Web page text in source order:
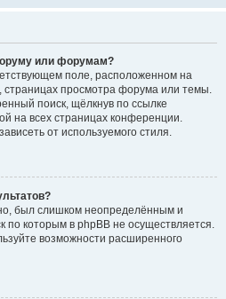
или форумам?
поле, расположенном на
страницах просмотра форума или темы.
поиск, щёлкнув по ссылке
на всех страницах конференции.
от используемого стиля.
был слишком неопределённым и
по которым в phpBB не осуществляется.
возможности расширенного